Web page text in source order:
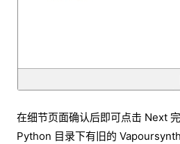
在细节页面确认后即可点击 Next
Python 目录下有旧的